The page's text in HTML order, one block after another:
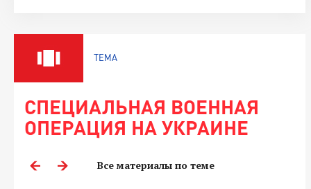
ТЕМА
СПЕЦИАЛЬНАЯ ВОЕННАЯ
ОПЕРАЦИЯ НА УКРАИНЕ
Все материалы по теме